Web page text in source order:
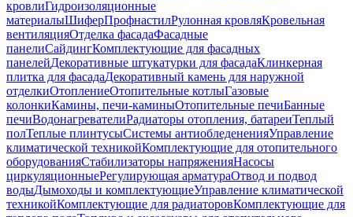
кровлиГидроизоляционные
материалыШиферПрофнастилРулонная кровляКровельная
вентиляцияОтделка фасадаФасадные
панелиСайдингКомплектующие для фасадных
панелейДекоративные штукатурки для фасадаКлинкерная
плитка для фасадаДекоративный камень для наружной
отделкиОтоплениеОтопительные котлыГазовые
колонкиКамины, печи-каминыОтопительные печиБанные
печиВодонагревателиРадиаторы отопления, батареиТеплый
полТеплые плинтусыСистемы антиобледененияУправление
климатической техникойКомплектующие для отопительного
оборудованияСтабилизаторы напряженияНасосы
циркуляционныеРегулирующая арматураОтвод и подвод
водыДымоходы и комплектующиеУправление климатической
техникойКомплектующие для радиаторовКомплектующие для